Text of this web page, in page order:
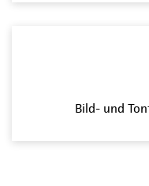
Bild- und